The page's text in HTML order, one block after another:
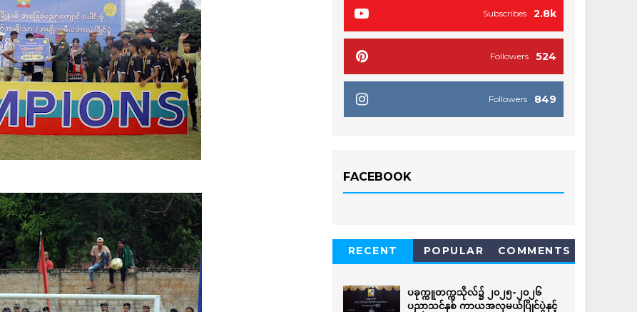
2.8k
Subscribes
524
Followers
849
Followers
FACEBOOK
RECENT POPULAR COMMENTS
ပခုက္ကူတက္ကသိုလ်၌ ၂၀၂၅-၂၀၂၆
ပညာသင်နှစ် ကာယအလှမယ်ပြိုင်ပွဲနှင့်